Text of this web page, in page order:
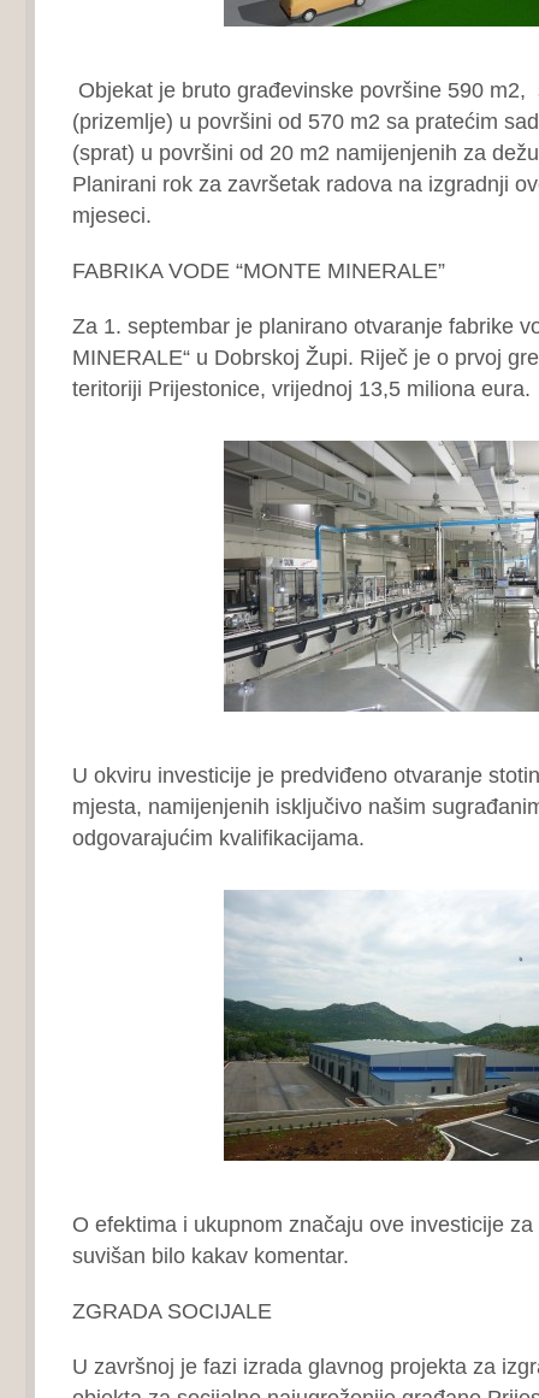
Objekat je bruto građevinske površine 590 m2,
(prizemlje) u površini od 570 m2 sa pratećim
(sprat) u površini od 20 m2 namijenjenih za
Planirani rok za završetak radova na izgradnji
mjeseci.
FABRIKA VODE “MONTE MINERALE”
Za 1. septembar je planirano otvaranje fabrike
MINERALE“ u Dobrskoj Župi. Riječ je o prvoj
teritoriji Prijestonice, vrijednoj 13,5 miliona eura.
U okviru investicije je predviđeno otvaranje
mjesta, namijenjenih isključivo našim
odgovarajućim kvalifikacijama.
O efektima i ukupnom značaju ove investicije
suvišan bilo kakav komentar.
ZGRADA SOCIJALE
U završnoj je fazi izrada glavnog projekta za